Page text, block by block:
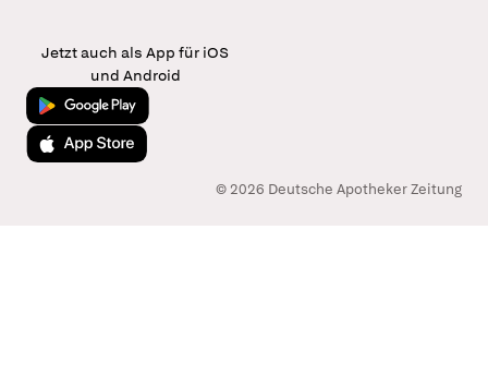
Jetzt auch als App für iOS
und Android
Jetzt bei Google Play
Laden im App Store
© 2026 Deutsche Apotheker Zeitung